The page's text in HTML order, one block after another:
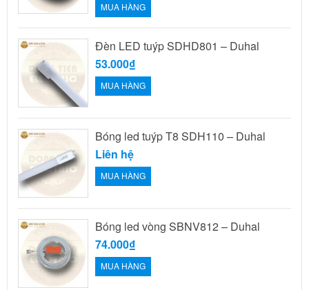
MUA HÀNG
Đèn LED tuýp SDHD801 – Duhal
53.000₫
MUA HÀNG
Bóng led tuýp T8 SDH110 – Duhal
Liên hệ
MUA HÀNG
Bóng led vòng SBNV812 – Duhal
74.000₫
MUA HÀNG